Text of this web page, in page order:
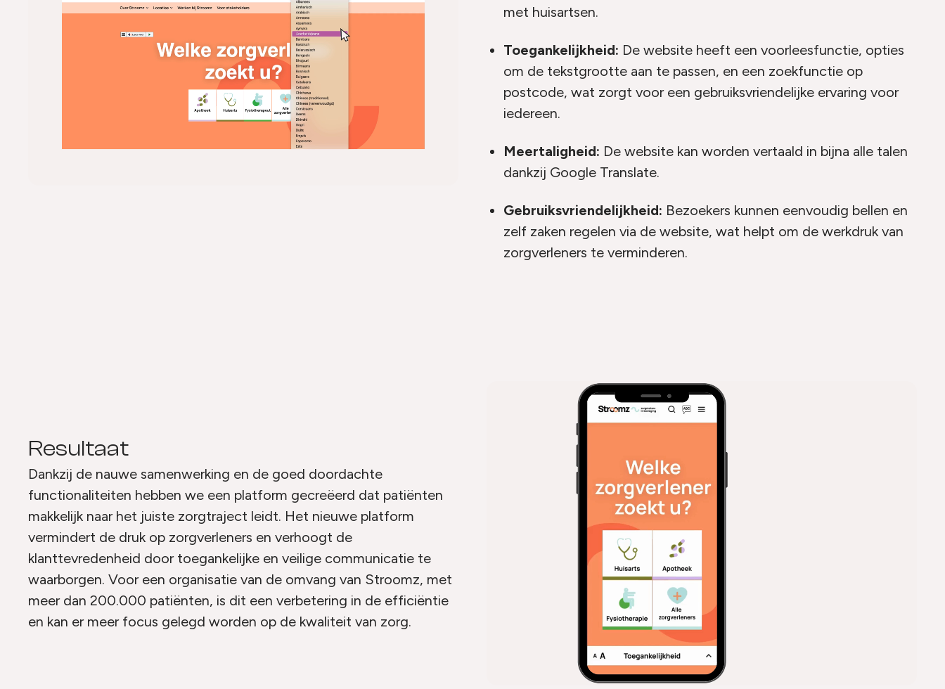
met huisartsen.
Toegankelijkheid: De website heeft een voorleesfunctie, opties
om de tekstgrootte aan te passen, en een zoekfunctie op
postcode, wat zorgt voor een gebruiksvriendelijke ervaring voor
iedereen.
Meertaligheid: De website kan worden vertaald in bijna alle talen
dankzij Google Translate.
Gebruiksvriendelijkheid: Bezoekers kunnen eenvoudig bellen en
zelf zaken regelen via de website, wat helpt om de werkdruk van
zorgverleners te verminderen.
Resultaat
Dankzij de nauwe samenwerking en de goed doordachte
functionaliteiten hebben we een platform gecreëerd dat patiënten
makkelijk naar het juiste zorgtraject leidt. Het nieuwe platform
vermindert de druk op zorgverleners en verhoogt de
klanttevredenheid door toegankelijke en veilige communicatie te
waarborgen. Voor een organisatie van de omvang van Stroomz, met
meer dan 200.000 patiënten, is dit een verbetering in de efficiëntie
en kan er meer focus gelegd worden op de kwaliteit van zorg.